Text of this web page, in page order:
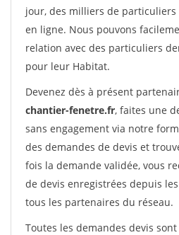
jour, des milliers de
en ligne. Nous pouvons
relation avec des particuliers
pour leur Habitat.
Devenez dès à présent
chantier-fenetre.fr, faites une
sans engagement via notre
des demandes de devis et
fois la demande validée, vous
de devis enregistrées depuis
tous les partenaires du réseau.
Toutes les demandes devis